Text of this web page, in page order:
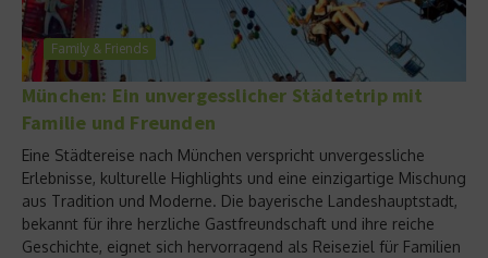
Family & Friends
München: Ein unvergesslicher Städtetrip mit
Familie und Freunden
Eine Städtereise nach München verspricht unvergessliche
Erlebnisse, kulturelle Highlights und eine einzigartige Mischung
aus Tradition und Moderne. Die bayerische Landeshauptstadt,
bekannt für ihre herzliche Gastfreundschaft und ihre reiche
Geschichte, eignet sich hervorragend als Reiseziel für Familien